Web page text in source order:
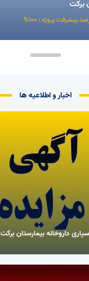
برکت
پیشرفت پروژه : 100%
اخبار و اطلاعیه ها
داروخانه بیمارستان برکت